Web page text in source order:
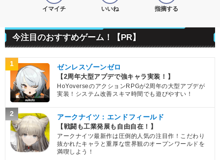
イマイチ いいね 指摘する
今注目のおすすめゲーム！【PR】
1 ゼンレスゾーンゼロ
【2周年大型アプデで強キャラ実装！】
HoYoverseのアクションRPGが2周年の大型アプデが
実装！システム改善スキマ時間でも遊びやすい！
2 アークナイツ：エンドフィールド
【戦闘も工業発展も自由自在！】
アークナイツ最新作は圧倒的人気の注目作！こだわり
抜かれたキャラと重厚な世界観のオープンワールドを
満喫しよう！